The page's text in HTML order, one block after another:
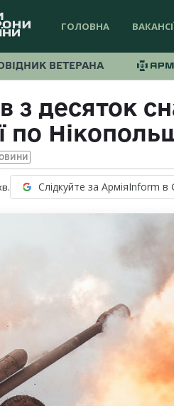
ГОЛОВНА
ВЕТЕРАНА
з десяток
по
Слідкуйте за АрміяInform в